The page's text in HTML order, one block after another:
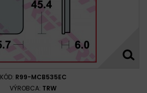
KÓD: R99-MCB535EC
VÝROBCA: TRW